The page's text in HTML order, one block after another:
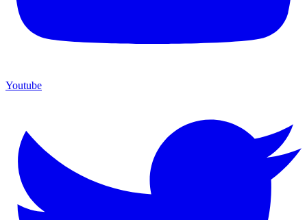
Youtube